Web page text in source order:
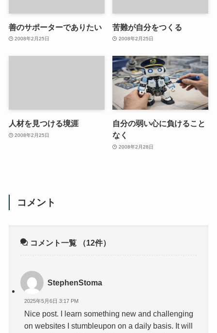
善のサポーターでありたい
2008年2月25日
苦難が自分をつくる
2008年2月25日
人材を見つける境涯
2008年2月25日
自分の弱い心に負けること
なく
2008年2月28日
コメント
コメント一覧 （12件）
StephenStoma
2025年5月6日 3:17 PM
Nice post. I learn something new and challenging
on websites I stumbleupon on a daily basis. It will